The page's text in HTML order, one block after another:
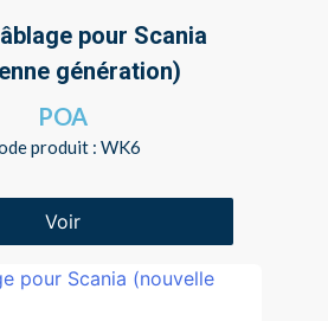
pour Scania
génération)
POA
produit : WK6
Voir